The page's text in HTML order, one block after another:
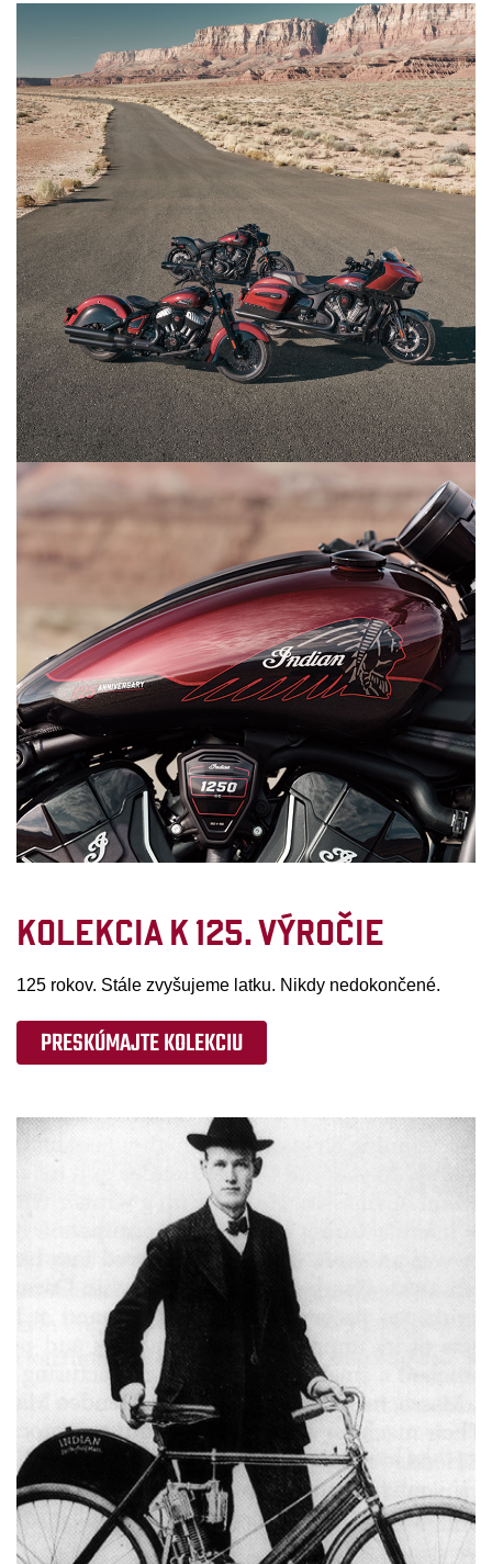
KOLEKCIA K 125. VÝROČIE
125 rokov. Stále zvyšujeme latku. Nikdy nedokončené.
PRESKÚMAJTE KOLEKCIU